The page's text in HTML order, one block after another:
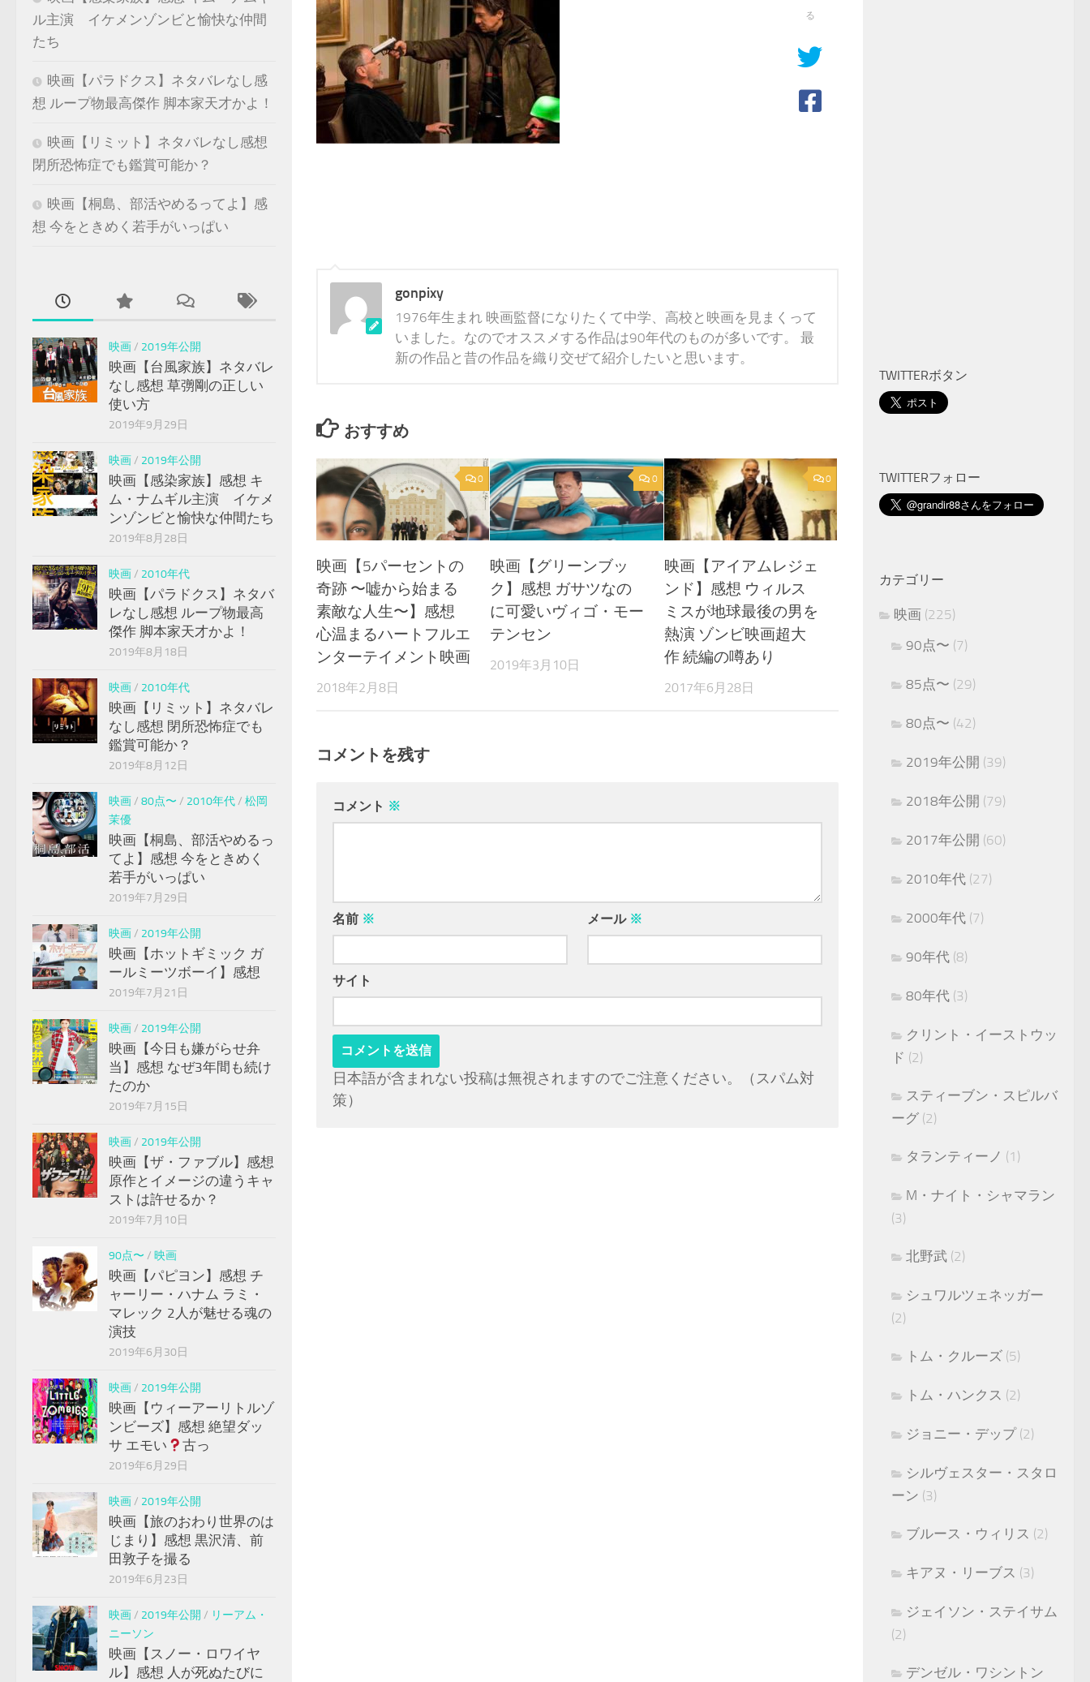
る
gonpixy
1976年生まれ 映画監督になりたくて中学、高校と映画を見まくって
いました。なのでオススメする作品は90年代のものが多いです。 最
新の作品と昔の作品を織り交ぜて紹介したいと思います。
おすすめ
0
映画【5パーセントの
奇跡 〜嘘から始まる
素敵な人生〜】感想
心温まるハートフルエ
ンターテイメント映画
2018年2月8日
0
映画【グリーンブッ
ク】感想 ガサツなの
に可愛いヴィゴ・モー
テンセン
2019年3月10日
0
映画【アイアムレジェ
ンド】感想 ウィルス
ミスが地球最後の男を
熱演 ゾンビ映画超大
作 続編の噂あり
2017年6月28日
コメントを残す
コメント ※
名前 ※ メール ※
サイト
日本語が含まれない投稿は無視されますのでご注意ください。（スパム対
策）
ル主演 イケメンゾンビと愉快な仲間
たち
映画【パラドクス】ネタバレなし感
想 ループ物最高傑作 脚本家天才かよ！
映画【リミット】ネタバレなし感想
閉所恐怖症でも鑑賞可能か？
映画【桐島、部活やめるってよ】感
想 今をときめく若手がいっぱい
映画/ 2019年公開
映画【台風家族】ネタバレ
なし感想 草彅剛の正しい
使い方
2019年9月29日
映画/ 2019年公開
映画【感染家族】感想 キ
ム・ナムギル主演 イケメ
ンゾンビと愉快な仲間たち
2019年8月28日
映画/ 2010年代
映画【パラドクス】ネタバ
レなし感想 ループ物最高
傑作 脚本家天才かよ！
2019年8月18日
映画/ 2010年代
映画【リミット】ネタバレ
なし感想 閉所恐怖症でも
鑑賞可能か？
2019年8月12日
映画/ 80点〜 / 2010年代/ 松岡
茉優
映画【桐島、部活やめるっ
てよ】感想 今をときめく
若手がいっぱい
2019年7月29日
映画/ 2019年公開
映画【ホットギミック ガ
ールミーツボーイ】感想
2019年7月21日
映画/ 2019年公開
映画【今日も嫌がらせ弁
当】感想 なぜ3年間も続け
たのか
2019年7月15日
映画/ 2019年公開
映画【ザ・ファブル】感想
原作とイメージの違うキャ
ストは許せるか？
2019年7月10日
90点〜 / 映画
映画【パピヨン】感想 チ
ャーリー・ハナム ラミ・
マレック 2人が魅せる魂の
演技
2019年6月30日
映画/ 2019年公開
映画【ウィーアーリトルゾ
ンビーズ】感想 絶望ダッ
サ エモい
古っ
2019年6月29日
映画/ 2019年公開
映画【旅のおわり世界のは
じまり】感想 黒沢清、前
田敦子を撮る
2019年6月23日
映画/ 2019年公開 / リーアム・
ニーソン
映画【スノー・ロワイヤ
ル】感想 人が死ぬたびに
TWITTERボタン
TWITTERフォロー
カテゴリー
映画 (225)
90点〜 (7)
85点〜 (29)
80点〜 (42)
2019年公開 (39)
2018年公開 (79)
2017年公開 (60)
2010年代 (27)
2000年代 (7)
90年代 (8)
80年代 (3)
クリント・イーストウッ
ド (2)
スティーブン・スピルバ
ーグ (2)
タランティーノ (1)
M・ナイト・シャマラン
(3)
北野武 (2)
シュワルツェネッガー
(2)
トム・クルーズ (5)
トム・ハンクス (2)
ジョニー・デップ(2)
シルヴェスター・スタロ
ーン (3)
ブルース・ウィリス (2)
キアヌ・リーブス (3)
ジェイソン・ステイサム
(2)
デンゼル・ワシントン